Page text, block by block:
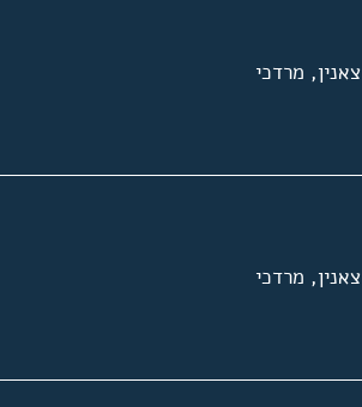
צאנין, מרדכי
צאנין, מרדכי